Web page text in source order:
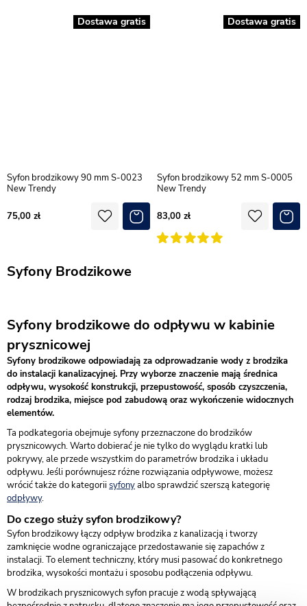
Syfony Brodzikowe
Syfony brodzikowe do odpływu w kabinie
prysznicowej
Syfony brodzikowe odpowiadają za odprowadzanie wody z brodzika
do instalacji kanalizacyjnej. Przy wyborze znaczenie mają średnica
odpływu, wysokość konstrukcji, przepustowość, sposób czyszczenia,
rodzaj brodzika, miejsce pod zabudową oraz wykończenie widocznych
elementów.
Ta podkategoria obejmuje syfony przeznaczone do brodzików
prysznicowych. Warto dobierać je nie tylko do wyglądu kratki lub
pokrywy, ale przede wszystkim do parametrów brodzika i układu
odpływu. Jeśli porównujesz różne rozwiązania odpływowe, możesz
wrócić także do kategoriisyfonyalbo sprawdzić szerszą kategorię
odpływy.
Do czego służy syfon brodzikowy?
Syfon brodzikowy łączy odpływ brodzika z kanalizacją i tworzy
zamknięcie wodne ograniczające przedostawanie się zapachów z
instalacji. To element techniczny, który musi pasować do konkretnego
brodzika, wysokości montażu i sposobu podłączenia odpływu.
W brodzikach prysznicowych syfon pracuje z wodą spływającą
Syfon brodzikowy 90 mm S-0023
New Trendy
75,00
Dostawa gratis
Syfon brodzikowy 52 mm S-0005
New Trendy
83,00
Dostawa gratis